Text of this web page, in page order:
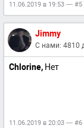
11.06.2019 в 19:53 — #5
Jimmy
С нами: 4810
Chlorine, Нет
11.06.2019 в 20:03 — #6